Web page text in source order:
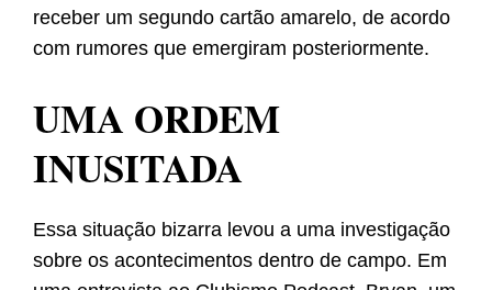
receber um segundo cartão amarelo, de acordo
com rumores que emergiram posteriormente.
UMA ORDEM
INUSITADA
Essa situação bizarra levou a uma investigação
sobre os acontecimentos dentro de campo. Em